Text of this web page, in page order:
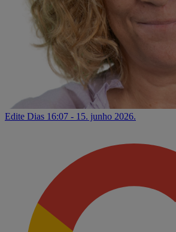
Edite Dias 16:07 - 15. junho 2026.